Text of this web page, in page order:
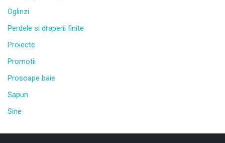
Oglinzi
Perdele si draperii finite
Proiecte
Promotii
Prosoape baie
Sapun
Sine